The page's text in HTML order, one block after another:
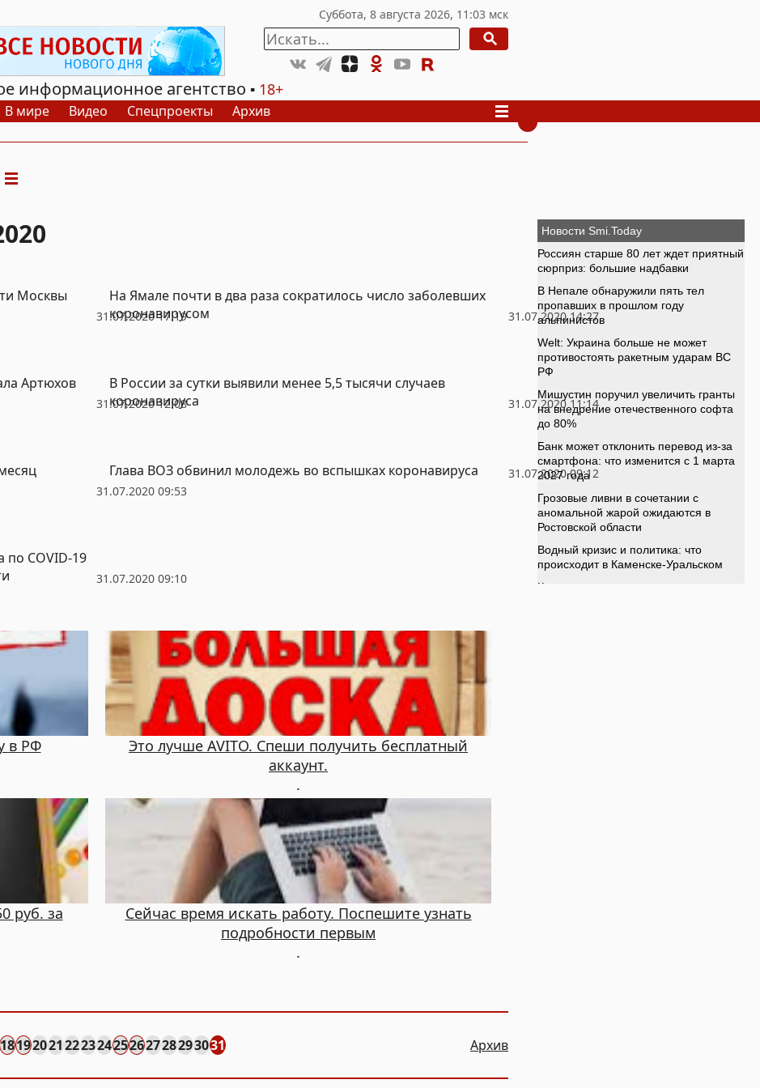
информационное агентство
18+
В мире Видео Спецпроекты Архив
31.07.2020 17:19
Москвы
31.07.2020 14:27
На Ямале почти в два раза сократилось число заболевших
коронавирусом
31.07.2020 12:08
Артюхов
31.07.2020 11:14
В России за сутки выявили менее 5,5 тысячи случаев
коронавируса
31.07.2020 09:53
31.07.2020 09:12
Глава ВОЗ обвинил молодежь во вспышках коронавируса
31.07.2020 09:10
по COVID-19
в РФ
Это лучше AVITO. Спеши получить бесплатный
аккаунт.
.
руб. за
Сейчас время искать работу. Поспешите узнать
подробности первым
.
1819202122232425262728293031 Архив